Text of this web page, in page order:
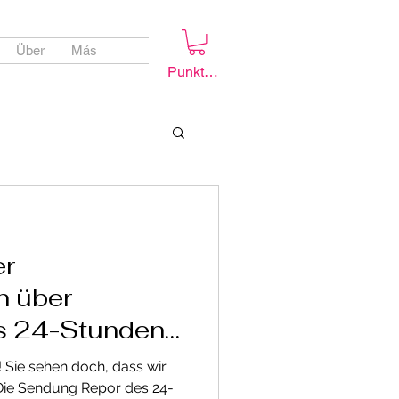
Über Más
Punkte ansehen
über
24-Stunden-
sehen doch, dass wir
Sendung Repor des 24-